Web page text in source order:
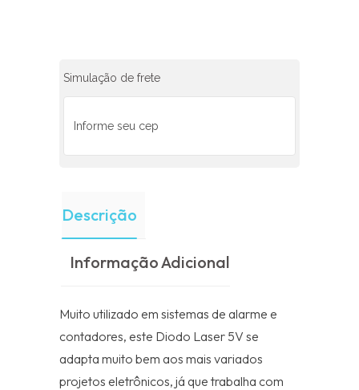
Simulação de frete
Descrição
Informação Adicional
Muito utilizado em sistemas de alarme e
contadores, este Diodo Laser 5V se
adapta muito bem aos mais variados
projetos eletrônicos, já que trabalha com